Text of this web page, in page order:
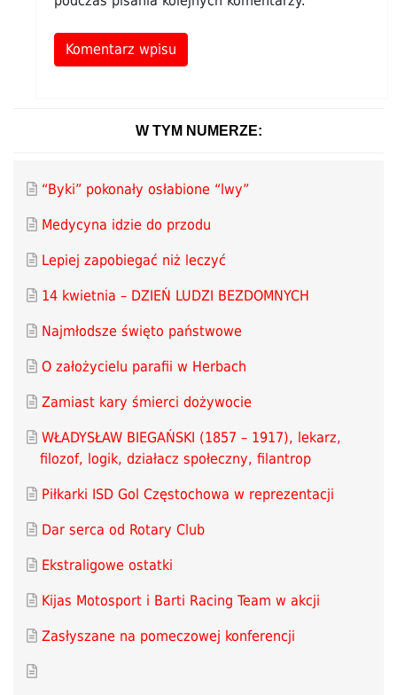
W TYM NUMERZE:
“Byki” pokonały osłabione “lwy”
Medycyna idzie do przodu
Lepiej zapobiegać niż leczyć
14 kwietnia – DZIEŃ LUDZI BEZDOMNYCH
Najmłodsze święto państwowe
O założycielu parafii w Herbach
Zamiast kary śmierci dożywocie
WŁADYSŁAW BIEGAŃSKI (1857 – 1917), lekarz,
filozof, logik, działacz społeczny, filantrop
Piłkarki ISD Gol Częstochowa w reprezentacji
Dar serca od Rotary Club
Ekstraligowe ostatki
Kijas Motosport i Barti Racing Team w akcji
Zasłyszane na pomeczowej konferencji